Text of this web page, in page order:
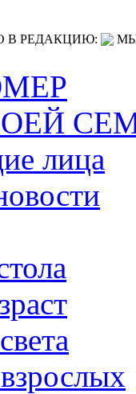
В РЕДАКЦИЮ:
лица